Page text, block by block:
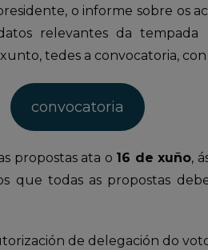
o informe sobre os
relevantes da
tedes a convocatoria,
convocatoria
propostas ata o 16 de xuño,
que todas as propostas
de delegación do